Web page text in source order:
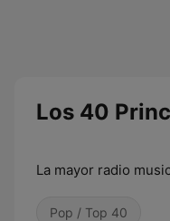
Los 40
La mayor radio
Pop / Top 40